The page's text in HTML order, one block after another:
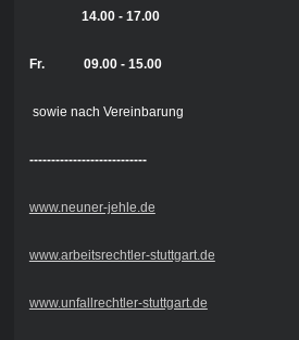
14.00 - 17.00
Fr. 09.00 - 15.00
sowie nach Vereinbarung
---------------------------
www.neuner-jehle.de
www.arbeitsrechtler-stuttgart.de
www.unfallrechtler-stuttgart.de